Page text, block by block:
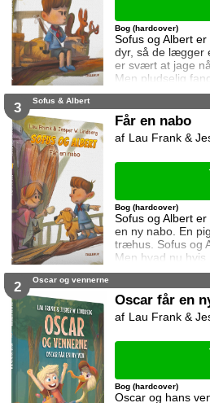
Sofus og Albert
dyr, så de lægger
er svært at jage
Men pludselig
Bog (hardcover)
3 Sofus & Albert
Får en nabo
Sofus og Albert
en ny nabo. En
træhus. Sofus og
Men hvad nu
Bog (hardcover)
Lau Frank &
2 Oscar og vennerne
Oscar får en
Oscar og hans
Bog (hardcover)
Lau Frank &